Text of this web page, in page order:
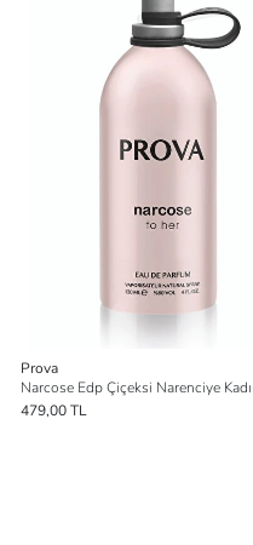
Prova
479,00 TL